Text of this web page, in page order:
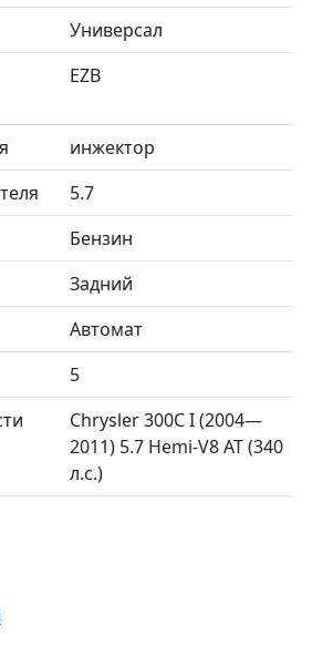
Универсал
EZB
инжектор
5.7
Бензин
Задний
Автомат
5
Chrysler 300C I (2004—
2011) 5.7 Hemi-V8 AT (340
л.с.)